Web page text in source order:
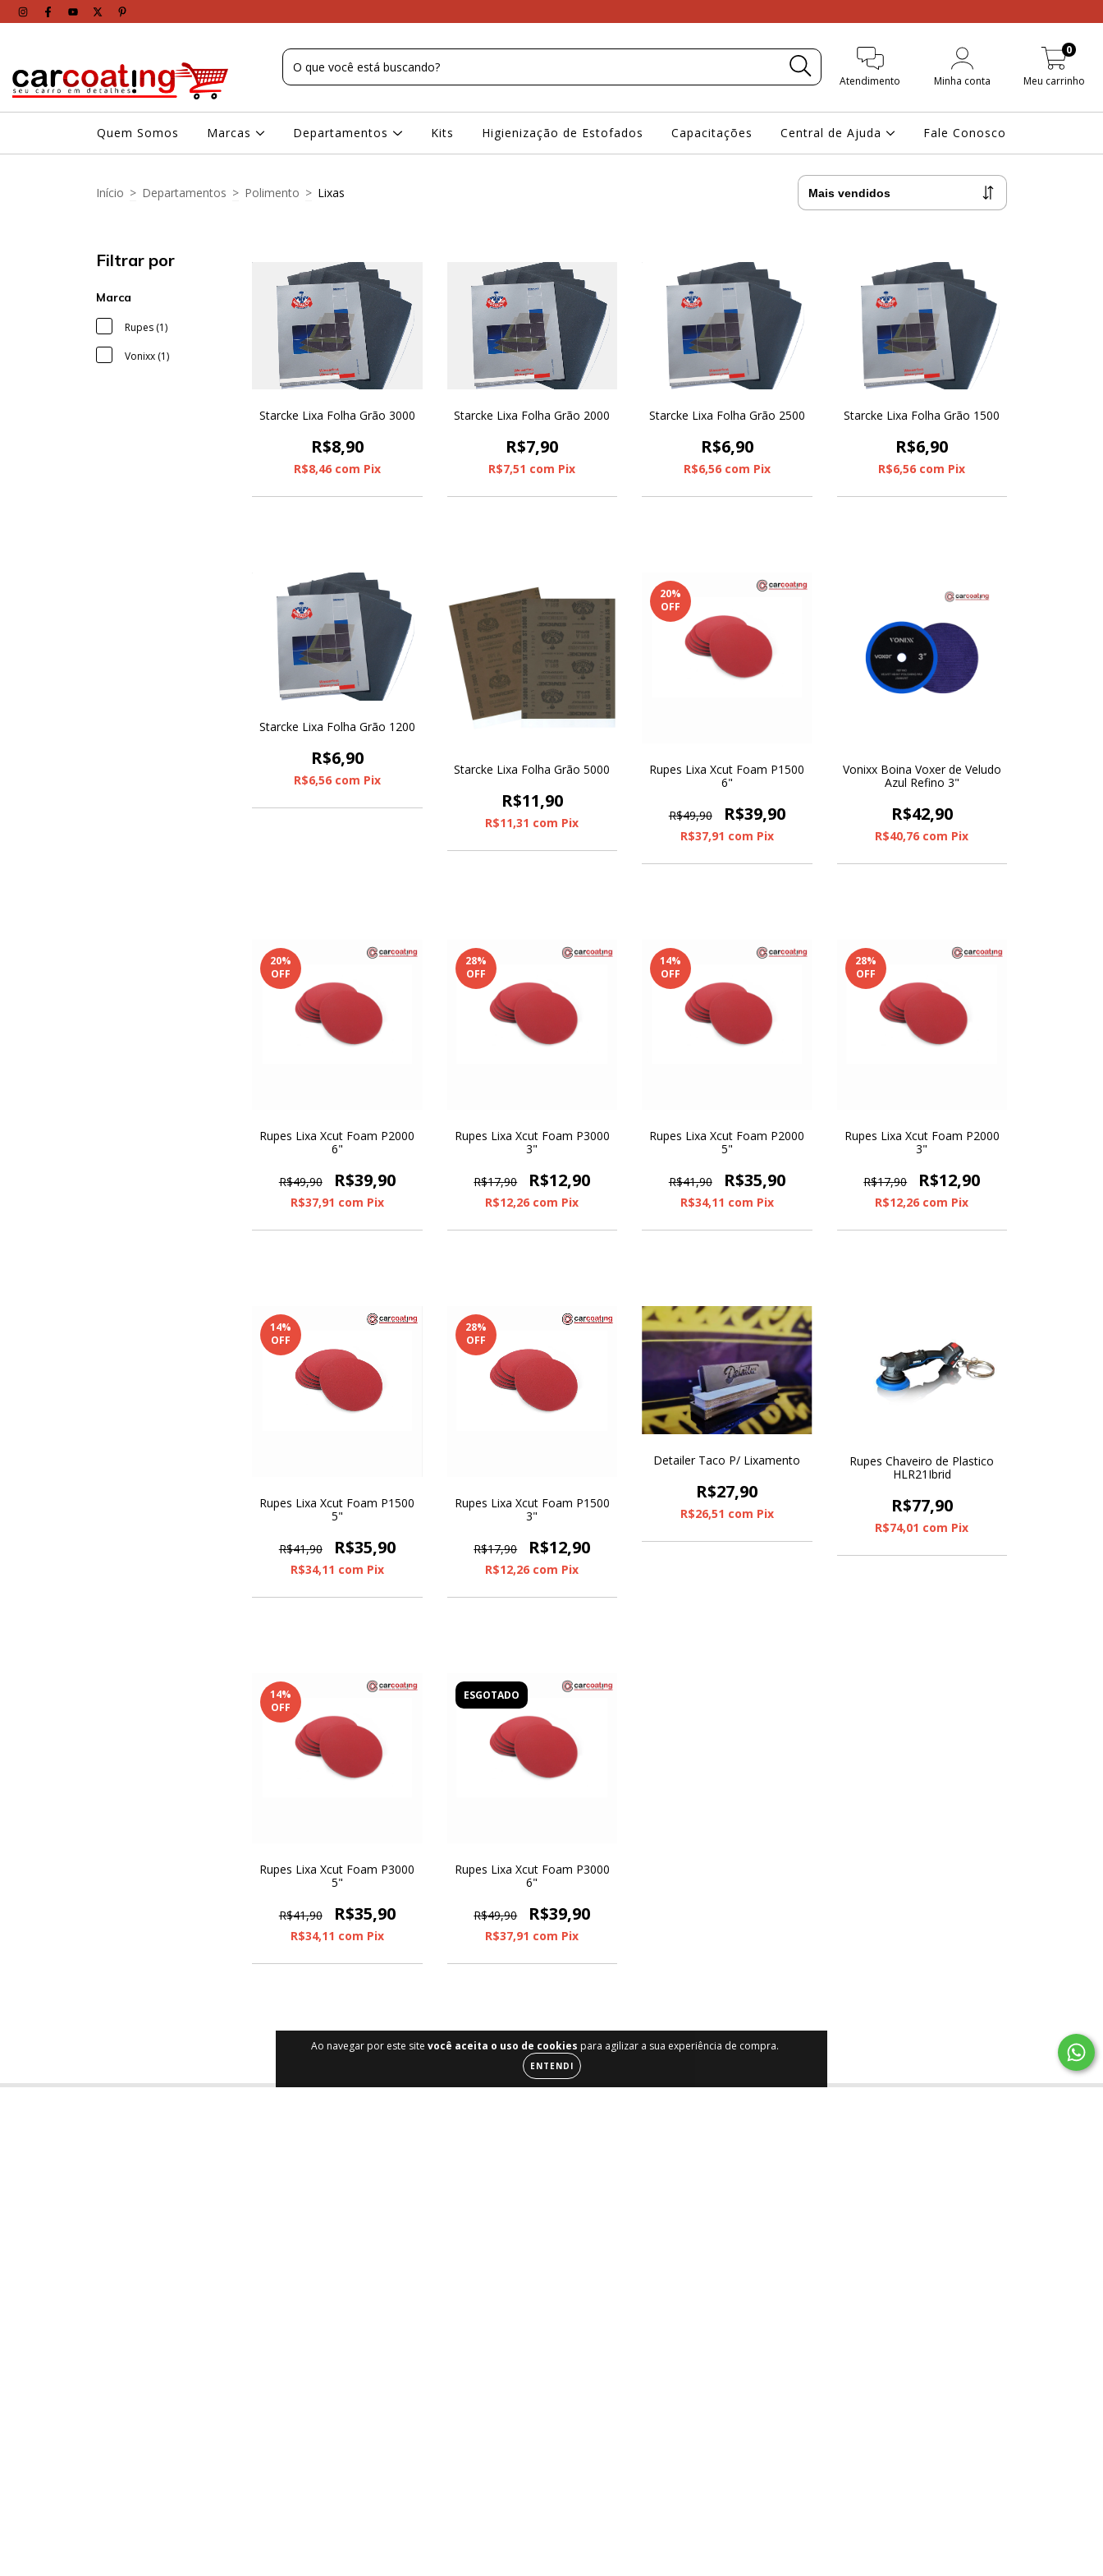
Atendimento Minha conta Meu carrinho
0
Quem Somos Marcas Departamentos Kits Higienização de Estofados Capacitações Central de Ajuda Fale Conosco
Ao navegar por este site você aceita o uso de cookies para agilizar a sua experiência de compra.
ENTENDI
Início > Departamentos > Polimento > Lixas
Filtrar por
Marca
Rupes (1)
Vonixx (1)
Starcke Lixa Folha Grão 3000
R$8,90
R$8,46 com Pix
Starcke Lixa Folha Grão 2000
R$7,90
R$7,51 com Pix
Starcke Lixa Folha Grão 2500
R$6,90
R$6,56 com Pix
Starcke Lixa Folha Grão 1500
R$6,90
R$6,56 com Pix
Starcke Lixa Folha Grão 1200
R$6,90
R$6,56 com Pix
Starcke Lixa Folha Grão 5000
R$11,90
R$11,31 com Pix
20%
OFF
Rupes Lixa Xcut Foam P1500
6"
R$49,90 R$39,90
R$37,91 com Pix
Vonixx Boina Voxer de Veludo
Azul Refino 3"
R$42,90
R$40,76 com Pix
20%
OFF
Rupes Lixa Xcut Foam P2000
6"
R$49,90 R$39,90
R$37,91 com Pix
28%
OFF
Rupes Lixa Xcut Foam P3000
3"
R$17,90 R$12,90
R$12,26 com Pix
14%
OFF
Rupes Lixa Xcut Foam P2000
5"
R$41,90 R$35,90
R$34,11 com Pix
28%
OFF
Rupes Lixa Xcut Foam P2000
3"
R$17,90 R$12,90
R$12,26 com Pix
14%
OFF
Rupes Lixa Xcut Foam P1500
5"
R$41,90 R$35,90
R$34,11 com Pix
28%
OFF
Rupes Lixa Xcut Foam P1500
3"
R$17,90 R$12,90
R$12,26 com Pix
Detailer Taco P/ Lixamento
R$27,90
R$26,51 com Pix
Rupes Chaveiro de Plastico
HLR21Ibrid
R$77,90
R$74,01 com Pix
14%
OFF
Rupes Lixa Xcut Foam P3000
5"
R$41,90 R$35,90
R$34,11 com Pix
ESGOTADO
Rupes Lixa Xcut Foam P3000
6"
R$49,90 R$39,90
R$37,91 com Pix